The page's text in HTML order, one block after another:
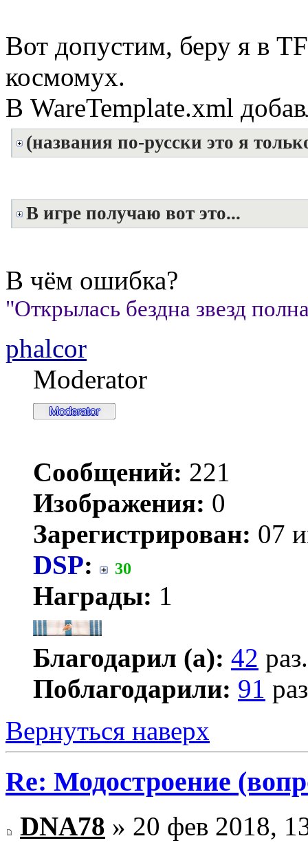
Вот допустим, беру я в
космомух.
В WareTemplate.xml
(названия по-русски это я
В игре получаю вот это...
В чём ошибка?
"Открылась бездна звезд
phalcor
Moderator
Сообщений: 221
Изображения: 0
Зарегистрирован: 07
DSP: 30
Награды: 1
Благодарил (а): 42 раз.
Поблагодарили: 91
Вернуться наверх
Re: Модостроение
DNA78 » 20 фев 2018,